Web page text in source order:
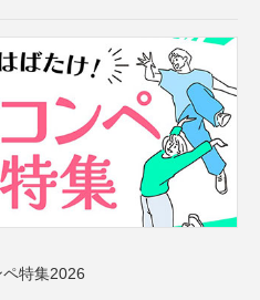
特集2026